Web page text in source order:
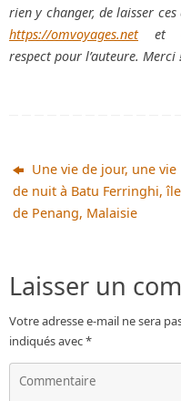
rien y changer, de laisser
https://omvoyages.netet
respect pour l’auteure. Merci
Une vie de jour, une vie
de nuit à Batu Ferringhi, île
de Penang, Malaisie
Laisser un
Votre adresse e-mail ne sera
indiqués avec*